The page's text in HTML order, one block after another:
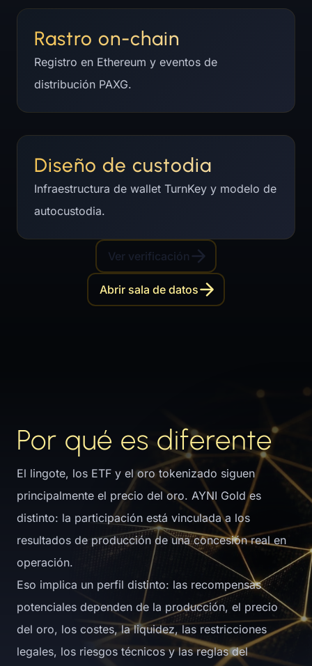
Rastro on-chain
Registro en Ethereum y eventos de
distribución PAXG.
Diseño de custodia
Infraestructura de wallet TurnKey y modelo de
autocustodia.
Ver verificación
Abrir sala de datos
Por qué es diferente
El lingote, los ETF y el oro tokenizado siguen
principalmente el precio del oro. AYNI Gold es
distinto: la participación está vinculada a los
resultados de producción de una concesión real en
operación.
Eso implica un perfil distinto: las recompensas
potenciales dependen de la producción, el precio
del oro, los costes, la liquidez, las restricciones
legales, los riesgos técnicos y las reglas del